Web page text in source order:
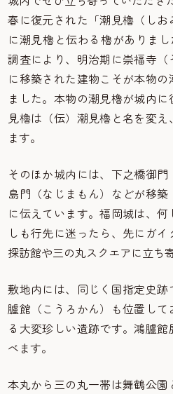
春に復元された「潮見櫓（し
に潮見櫓と伝わる櫓がありまし
調査により、明治期に崇福寺（
に移築された建物こそが本物
ました。本物の潮見櫓が城内
見櫓は（伝）潮見櫓と名を変
ます。
そのほか城内には、下之橋御
島門（なじまもん）などが移
に伝えています。福岡城は、
しも行先に迷ったら、先にガ
探訪館や三の丸スクエアに立ち
敷地内には、同じく国指定史
臚館（こうろかん）も位置し
る大変珍しい遺跡です。鴻臚
べます。
本丸から三の丸一帯は舞鶴公